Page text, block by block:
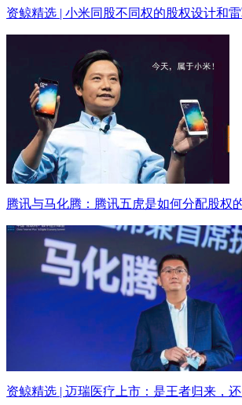
资鲸精选 | 小米同股不同权的股权设计和
腾讯与马化腾：腾讯五虎是如何分配股权
资鲸精选 | 迈瑞医疗上市：是王者归来，